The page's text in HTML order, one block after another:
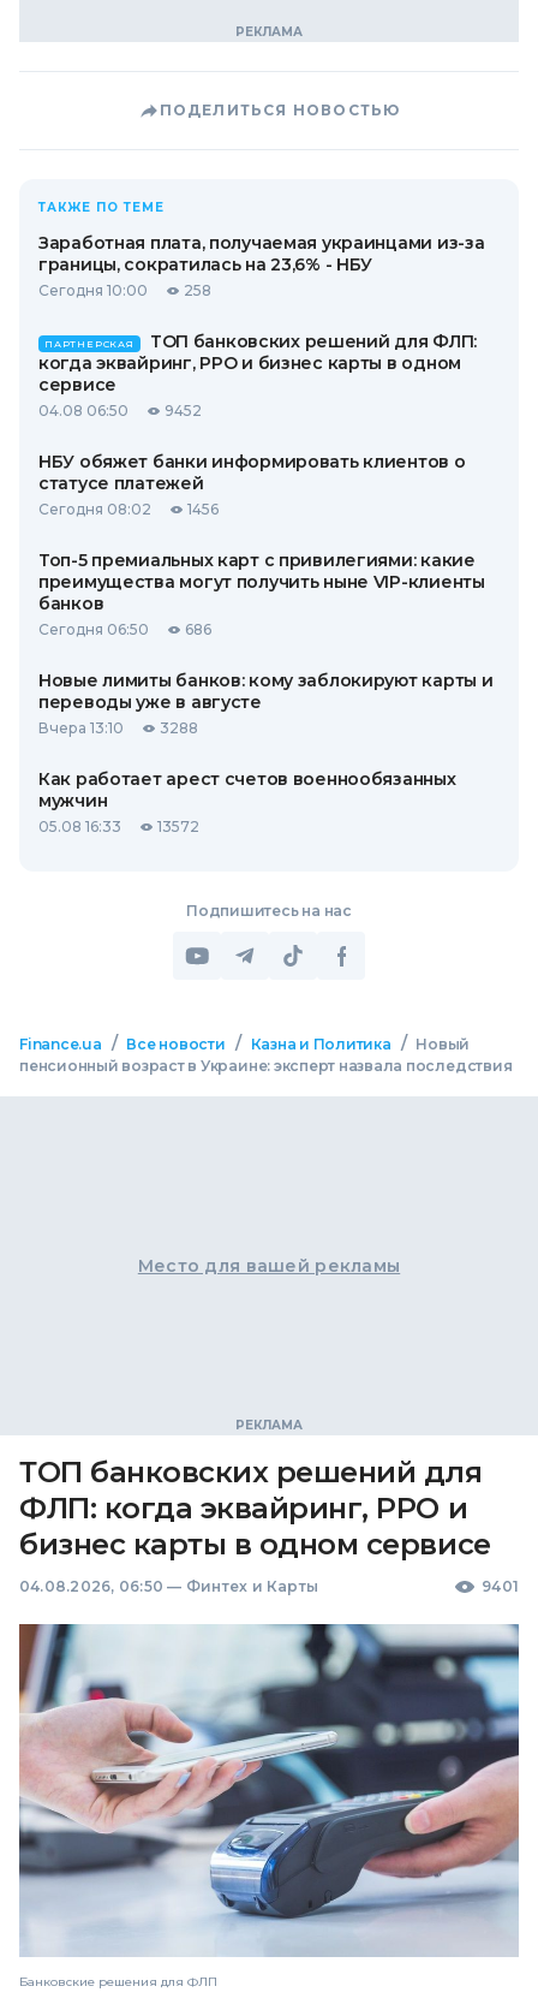
ПОДЕЛИТЬСЯ НОВОСТЬЮ
ТАКЖЕ ПО ТЕМЕ
Заработная плата, получаемая украинцами из-за
границы, сократилась на 23,6% - НБУ
Сегодня 10:00 258
ПАРТНЕРСКАЯ
ТОП банковских решений для ФЛП:
когда эквайринг, РРО и бизнес карты в одном
сервисе
04.08 06:50 9452
НБУ обяжет банки информировать клиентов о
статусе платежей
Сегодня 08:02 1456
Топ-5 премиальных карт с привилегиями: какие
преимущества могут получить ныне VIP-клиенты
банков
Сегодня 06:50 686
Новые лимиты банков: кому заблокируют карты и
переводы уже в августе
Вчера 13:10 3288
Как работает арест счетов военнообязанных
мужчин
05.08 16:33 13572
Подпишитесь на нас
Finance.ua / Все новости / Казна и Политика / Новый
пенсионный возраст в Украине: эксперт назвала последствия
Место для вашей рекламы
ТОП банковских решений для
ФЛП: когда эквайринг, РРО и
бизнес карты в одном сервисе
04.08.2026, 06:50 — Финтех и Карты 9401
Банковские решения для ФЛП